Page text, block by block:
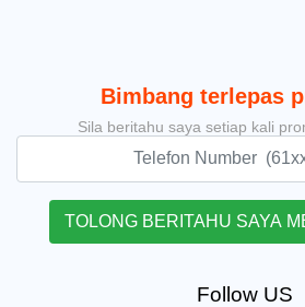
Bimbang terlepas
Sila beritahu saya setiap kali
Follow US